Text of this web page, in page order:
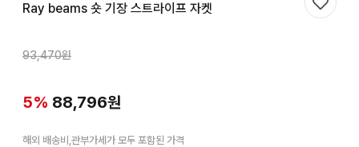
Ray beams 숏 기장 스트라이프 자켓
93,470원
5% 88,796원
해외 배송비,관부가세가 모두 포함된 가격
찜하기